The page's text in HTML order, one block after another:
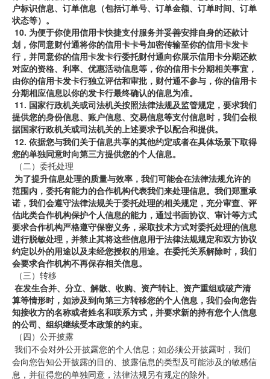
户标识信息、订单信息（包括订单号、订单金额、订单时间、订单
状态等）。
10. 为便于你使用信用卡快捷支付服务并妥善安排自身的还款计
划，你同意财付通将你的信用卡卡号加密传输至你的信用卡发卡
行，并同意你的信用卡发卡行委托财付通向你展示信用卡分期还款
对应的资格、利率、优惠活动信息等，你的信用卡分期相关事宜，
由你的信用卡发卡行独立评估和审批，财付通不参与，你的信用卡
分期相应信息以你的发卡行最终确认的信息为准。
11. 国家行政机关或司法机关按照法律法规及监管规定，要求我们
提供您的身份信息、账户信息、交易信息等支付信息时，我们会根
据国家行政机关或司法机关的上述要求予以配合和提供。
12. 依据您与我们关于信息共享的其他约定或者在具体场景下取得
您的单独同意时向第三方提供您的个人信息。
（二）委托处理
为了提升信息处理的质量与效率，我们可能会在法律法规允许的
范围内，委托有能力的合作机构代表我们来处理信息。我们郑重承
诺，我们会遵守法律法规关于委托处理的相关规定，充分审查、评
估此类合作机构保护个人信息的能力，通过书面协议、审计等方式
要求合作机构严格遵守保密义务，采取技术方式对委托处理的信息
进行脱敏处理，并禁止其将这些信息用于法律法规规定和双方协议
约定以外的用途以及未经您授权的用途。在委托关系解除时，我们
会要求合作机构不再保存相关信息。
（三）转移
在发生合并、分立、解散、收购、资产转让、资产重组或破产清
算等情形时，如涉及到向第三方转移您的个人信息，我们会向您告
知接收方的名称或者姓名和联系方式，并要求新的持有您个人信息
的公司、组织继续受本政策的约束。
（四）公开披露
会向您告知公开披露的目的、披露信息的类型及可能涉及的敏感信
息，并征得您的单独同意，法律法规另有规定的除外。